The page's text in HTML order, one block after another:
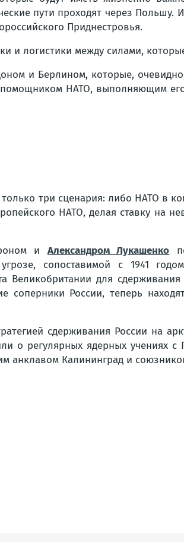
пути проходят через
Приднестровья.
логистики между силами,
и Берлином, которые,
НАТО, выполняющим
три сценария: либо НАТО в
НАТО, делая ставку на
и Александром Лукашенко
сопоставимой с 1941
Великобритании для
России, теперь
сдерживания России на
о регулярных ядерных учениях
анклавом Калининград и